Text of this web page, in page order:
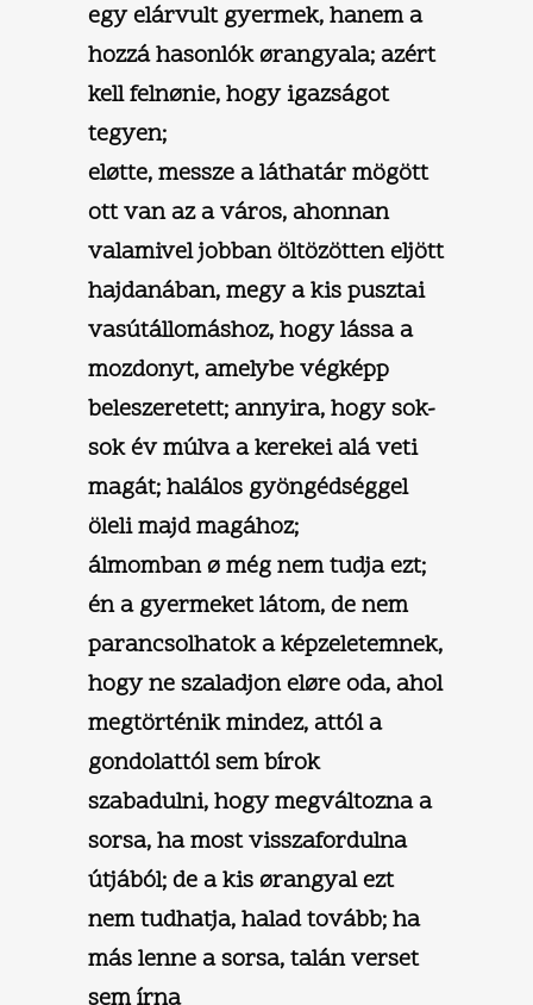
egy elárvult gyermek, hanem a
hozzá hasonlók ørangyala; azért
kell felnønie, hogy igazságot
tegyen;
eløtte, messze a láthatár mögött
ott van az a város, ahonnan
valamivel jobban öltözötten eljött
hajdanában, megy a kis pusztai
vasútállomáshoz, hogy lássa a
mozdonyt, amelybe végképp
beleszeretett; annyira, hogy sok-
sok év múlva a kerekei alá veti
magát; halálos gyöngédséggel
öleli majd magához;
álmomban ø még nem tudja ezt;
én a gyermeket látom, de nem
parancsolhatok a képzeletemnek,
hogy ne szaladjon eløre oda, ahol
megtörténik mindez, attól a
gondolattól sem bírok
szabadulni, hogy megváltozna a
sorsa, ha most visszafordulna
útjából; de a kis ørangyal ezt
nem tudhatja, halad tovább; ha
más lenne a sorsa, talán verset